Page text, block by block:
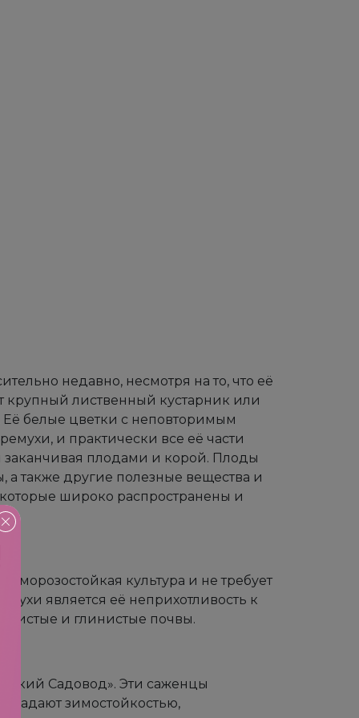
недавно, несмотря на то, что её
крупный лиственный кустарник или
Её белые цветки с неповторимым
и практически все её части
заканчивая плодами и корой. Плоды
а также другие полезные вещества и
широко распространены и
морозостойкая культура и не требует
является её неприхотливость к
и глинистые почвы.
Садовод». Эти саженцы
зимостойкостью,